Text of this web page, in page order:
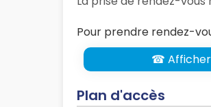
Pour prendre rendez-
☎ Afficher
Plan d'accès